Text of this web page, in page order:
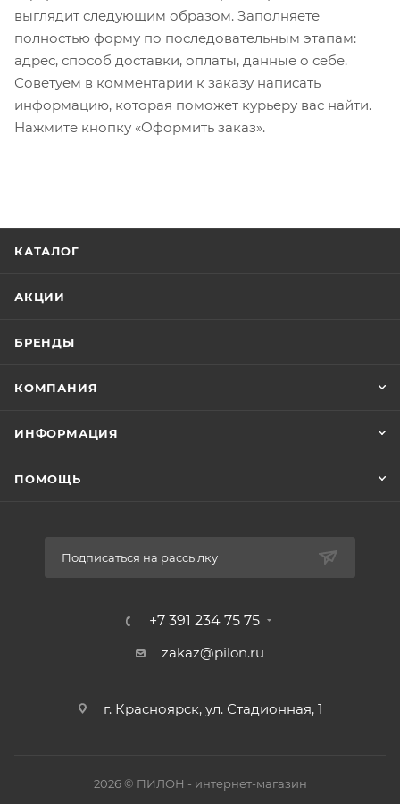
выглядит следующим образом. Заполняете
полностью форму по последовательным этапам:
адрес, способ доставки, оплаты, данные о себе.
Советуем в комментарии к заказу написать
информацию, которая поможет курьеру вас найти.
Нажмите кнопку «Оформить заказ».
КАТАЛОГ
АКЦИИ
БРЕНДЫ
КОМПАНИЯ
ИНФОРМАЦИЯ
ПОМОЩЬ
Подписаться на рассылку
+7 391 234 75 75
zakaz@pilon.ru
г. Красноярск, ул. Стадионная, 1
2026 © ПИЛОН - интернет-магазин